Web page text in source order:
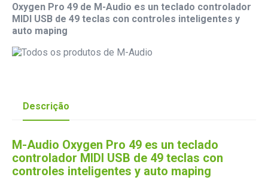
Oxygen Pro 49 de M-Audio es un teclado controlador
MIDI USB de 49 teclas con controles inteligentes y
auto maping
Descrição
M-Audio Oxygen Pro 49 es un teclado
controlador MIDI USB de 49 teclas con
controles inteligentes y auto maping